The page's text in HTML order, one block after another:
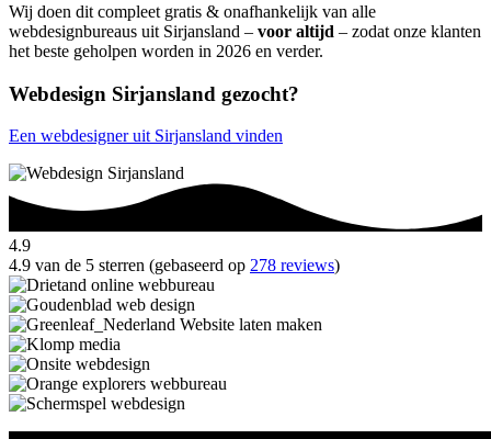
Wij doen dit compleet gratis & onafhankelijk van alle
webdesignbureaus uit Sirjansland – voor altijd – zodat onze klanten
het beste geholpen worden in 2026 en verder.
Webdesign Sirjansland gezocht?
Een webdesigner uit Sirjansland vinden
4.9
4.9 van de 5 sterren (gebaseerd op 278 reviews)